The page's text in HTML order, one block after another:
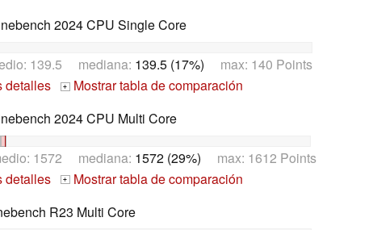
2024 CPU Single Core
139.5 mediana: 139.5 (17%) max: 140 Points
detalles + Mostrar tabla de comparación
2024 CPU Multi Core
1572 mediana: 1572 (29%) max: 1612 Points
detalles + Mostrar tabla de comparación
R23 Multi Core